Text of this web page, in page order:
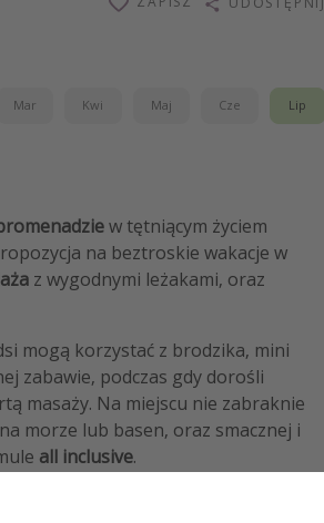
Mar Kwi Maj Cze Lip
w tętniącym życiem
na beztroskie wakacje w
z wygodnymi leżakami, oraz
mogą korzystać z brodzika, mini
zabawie, podczas gdy dorośli
masaży. Na miejscu nie zabraknie
morze lub basen, oraz smacznej i
all inclusive.